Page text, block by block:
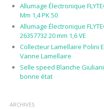
Allumage Électronique
Mm 1,4 PK 50
Allumage Électronique
26357732 20 mm 1,6 VE
Collecteur Lamellaire Polini
Vanne Lamellaire
Selle speed Blanche
bonne état
ARCHIVES